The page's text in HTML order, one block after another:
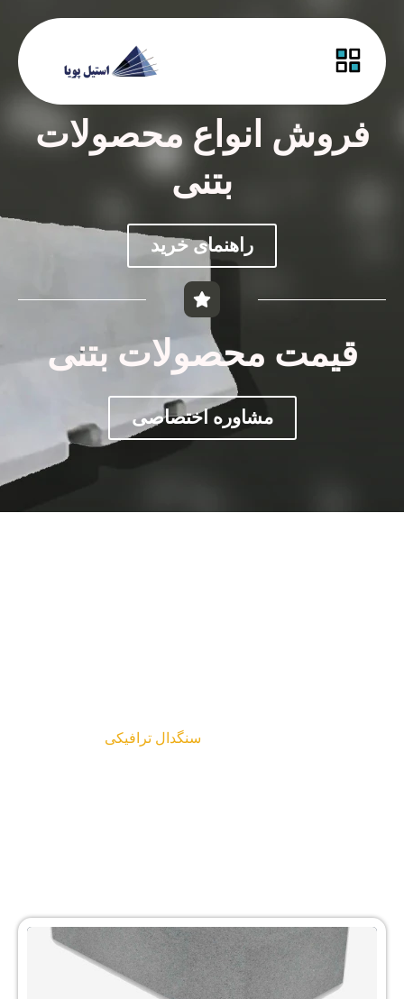
فروش انواع محصولات
بتنی
راهنمای خرید
قیمت محصولات بتنی
مشاوره اختصاصی
سنگدال ترافیکی